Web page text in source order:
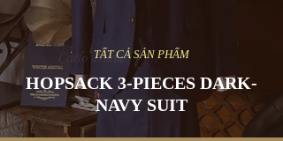
HOPSACK 3-PIECES DARK-
NAVY SUIT
TẤT CẢ SẢN PHẨM